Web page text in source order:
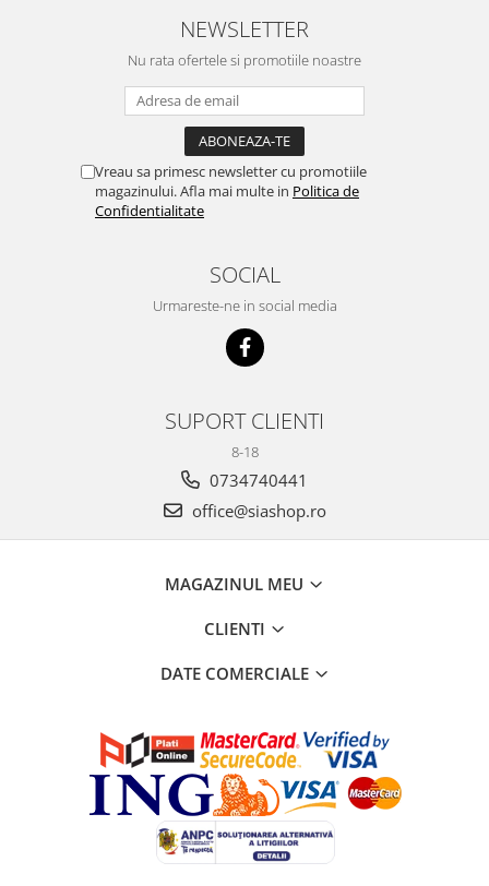
NEWSLETTER
Nu rata ofertele si promotiile noastre
Vreau sa primesc newsletter cu promotiile
magazinului. Afla mai multe in Politica de
Confidentialitate
SOCIAL
Urmareste-ne in social media
SUPORT CLIENTI
8-18
0734740441
office@siashop.ro
MAGAZINUL MEU
CLIENTI
DATE COMERCIALE